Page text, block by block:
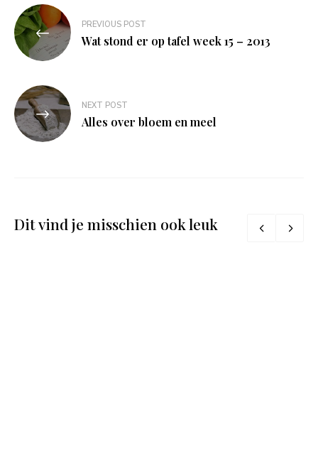
Bericht
navigatie
PREVIOUS POST
Wat stond er op tafel week 15 – 2013
NEXT POST
Alles over bloem en meel
Dit vind je misschien ook leuk